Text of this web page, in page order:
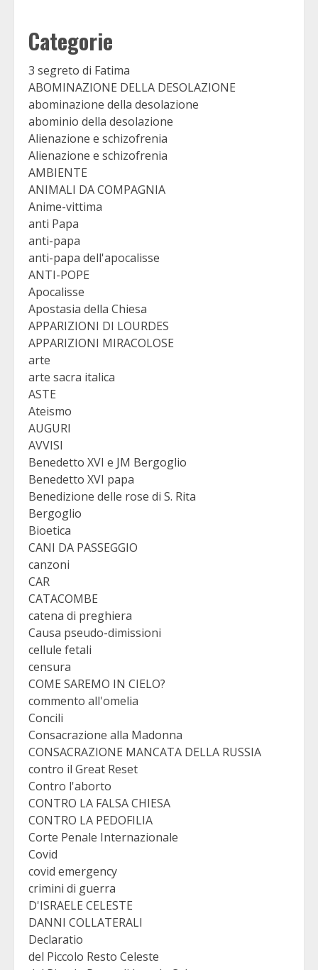
Categorie
3 segreto di Fatima
ABOMINAZIONE DELLA DESOLAZIONE
abominazione della desolazione
abominio della desolazione
Alienazione e schizofrenia
Alienazione e schizofrenia
AMBIENTE
ANIMALI DA COMPAGNIA
Anime-vittima
anti Papa
anti-papa
anti-papa dell'apocalisse
ANTI-POPE
Apocalisse
Apostasia della Chiesa
APPARIZIONI DI LOURDES
APPARIZIONI MIRACOLOSE
arte
arte sacra italica
ASTE
Ateismo
AUGURI
AVVISI
Benedetto XVI e JM Bergoglio
Benedetto XVI papa
Benedizione delle rose di S. Rita
Bergoglio
Bioetica
CANI DA PASSEGGIO
canzoni
CAR
CATACOMBE
catena di preghiera
Causa pseudo-dimissioni
cellule fetali
censura
COME SAREMO IN CIELO?
commento all'omelia
Concili
Consacrazione alla Madonna
CONSACRAZIONE MANCATA DELLA RUSSIA
contro il Great Reset
Contro l'aborto
CONTRO LA FALSA CHIESA
CONTRO LA PEDOFILIA
Corte Penale Internazionale
Covid
covid emergency
crimini di guerra
D'ISRAELE CELESTE
DANNI COLLATERALI
Declaratio
del Piccolo Resto Celeste